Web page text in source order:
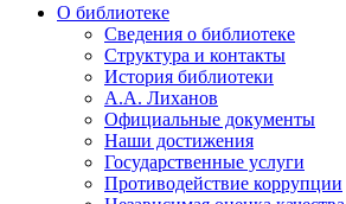
О библиотеке
Сведения о библиотеке
Структура и контакты
История библиотеки
А.А. Лиханов
Официальные документы
Наши достижения
Государственные услуги
Противодействие коррупции